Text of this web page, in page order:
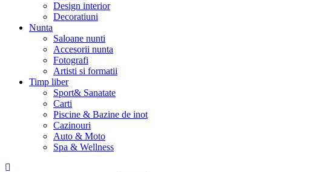
Design interior
Decoratiuni
Nunta
Saloane nunti
Accesorii nunta
Fotografi
Artisti si formatii
Timp liber
Sport& Sanatate
Carti
Piscine & Bazine de inot
Cazinouri
Auto & Moto
Spa & Wellness